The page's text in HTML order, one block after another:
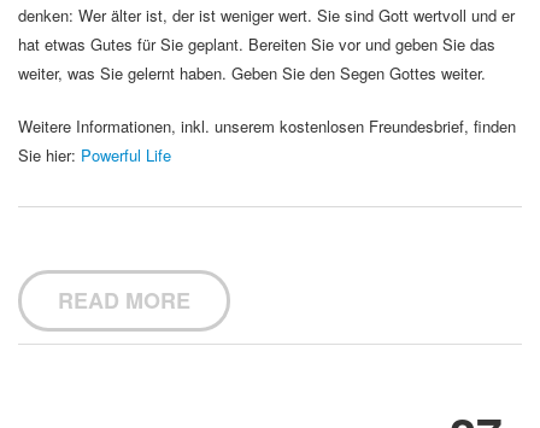
denken: Wer älter ist, der ist weniger wert. Sie sind Gott wertvoll und er
hat etwas Gutes für Sie geplant. Bereiten Sie vor und geben Sie das
weiter, was Sie gelernt haben. Geben Sie den Segen Gottes weiter.
Weitere Informationen, inkl. unserem kostenlosen Freundesbrief, finden
Sie hier: Powerful Life
READ MORE